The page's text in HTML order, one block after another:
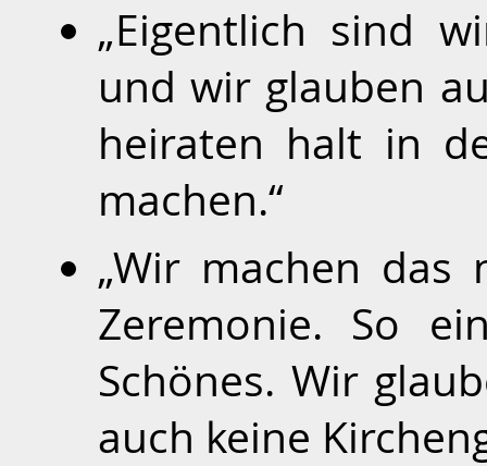
„Eigentlich sind
und wir glauben
heiraten halt in
machen.“
„Wir machen das
Zeremonie. So
Schönes. Wir
auch keine